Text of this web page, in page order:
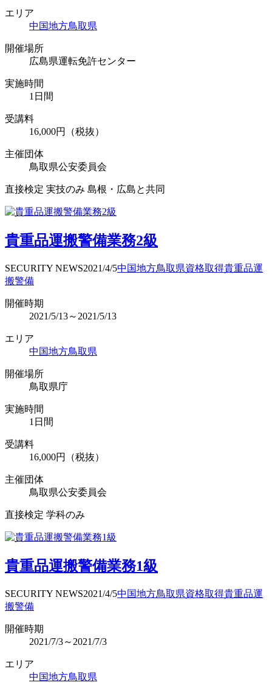
エリア
中国地方鳥取県
開催場所
広島県運転免許センター
実施時間
1日間
受講料
16,000円（税抜）
主催団体
鳥取県公安委員会
直接検定 実技のみ 島根・広島と共同
貴重品運搬警備業務2級
SECURITY NEWS2021/4/5中国地方鳥取県資格取得貴重品運
搬警備
開催時期
2021/5/13～2021/5/13
エリア
中国地方鳥取県
開催場所
鳥取県庁
実施時間
1日間
受講料
16,000円（税抜）
主催団体
鳥取県公安委員会
直接検定 学科のみ
貴重品運搬警備業務1級
SECURITY NEWS2021/4/5中国地方鳥取県資格取得貴重品運
搬警備
開催時期
2021/7/3～2021/7/3
エリア
中国地方鳥取県